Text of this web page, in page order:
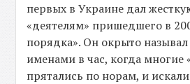
первых в Украине дал
«деятелям» пришедшего в
порядка». Он окрыто
именами в час, когда многие
прятались по норам, и